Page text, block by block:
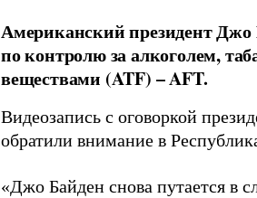
Американский президент Джо
по контролю за алкоголем,
веществами (ATF) – AFT.
Видеозапись с оговоркой
обратили внимание в
«Джо Байден снова путается в